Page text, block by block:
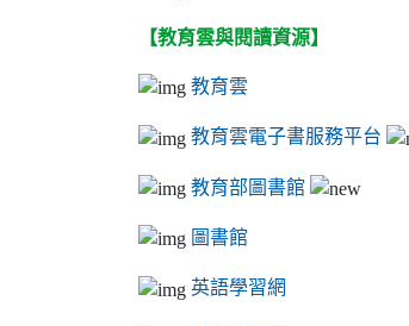
【教育雲與閱讀資源】
教育雲
教育雲電子書服務平台
教育部圖書館
圖書館
英語學習網